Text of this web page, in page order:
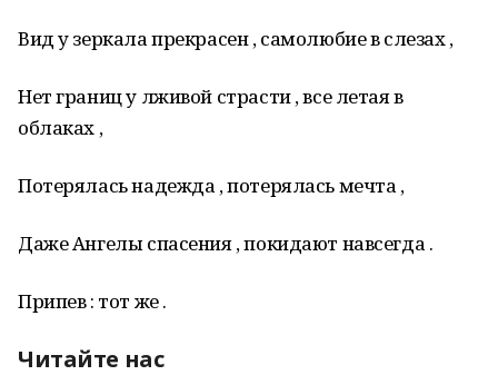
Вид у зеркала прекрасен , самолюбие в слезах ,
Нет границ у лживой страсти , все летая в
облаках ,
Потерялась надежда , потерялась мечта ,
Даже Ангелы спасения , покидают навсегда .
Припев : тот же .
Читайте нас